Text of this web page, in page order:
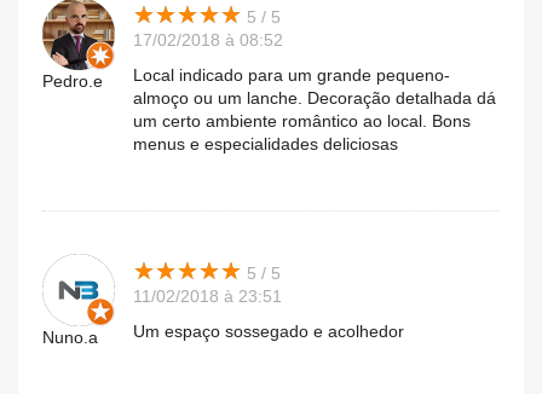
Pedro.e
★★★★★
★★★★★ 5 / 5
17/02/2018 à 08:52
Local indicado para um grande pequeno-
almoço ou um lanche. Decoração detalhada dá
um certo ambiente romântico ao local. Bons
menus e especialidades deliciosas
Nuno.a
★★★★★
★★★★★ 5 / 5
11/02/2018 à 23:51
Um espaço sossegado e acolhedor